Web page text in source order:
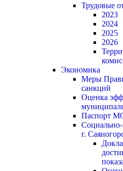
Трудовые
2023
2024
2025
2026
Экономика
Меры
санкций
Оценка
Паспорт
г.